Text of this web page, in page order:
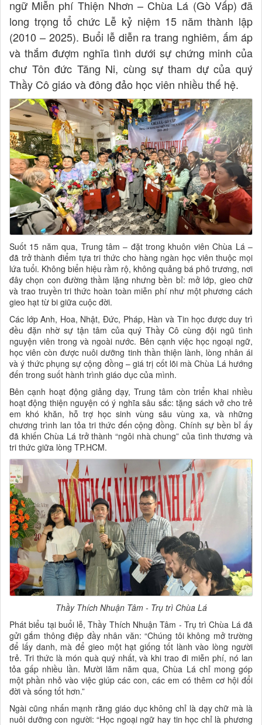
ngữ Miễn phí Thiện Nhơn – Chùa Lá (Gò Vấp) đã
long trọng tổ chức Lễ kỷ niệm 15 năm thành lập
(2010 – 2025). Buổi lễ diễn ra trang nghiêm, ấm áp
và thắm đượm nghĩa tình dưới sự chứng minh của
chư Tôn đức Tăng Ni, cùng sự tham dự của quý
Thầy Cô giáo và đông đảo học viên nhiều thế hệ.
Suốt 15 năm qua, Trung tâm – đặt trong khuôn viên Chùa Lá –
đã trở thành điểm tựa tri thức cho hàng ngàn học viên thuộc mọi
lứa tuổi. Không biển hiệu rầm rộ, không quảng bá phô trương, nơi
đây chọn con đường thầm lặng nhưng bền bỉ: mở lớp, gieo chữ
và trao truyền tri thức hoàn toàn miễn phí như một phương cách
gieo hạt từ bi giữa cuộc đời.
Các lớp Anh, Hoa, Nhật, Đức, Pháp, Hàn và Tin học được duy trì
đều đặn nhờ sự tận tâm của quý Thầy Cô cùng đội ngũ tình
nguyện viên trong và ngoài nước. Bên cạnh việc học ngoại ngữ,
học viên còn được nuôi dưỡng tinh thần thiện lành, lòng nhân ái
và ý thức phụng sự cộng đồng – giá trị cốt lõi mà Chùa Lá hướng
đến trong suốt hành trình giáo dục của mình.
Bên cạnh hoạt động giảng dạy, Trung tâm còn triển khai nhiều
hoạt động thiện nguyện có ý nghĩa sâu sắc: tặng sách vở cho trẻ
em khó khăn, hỗ trợ học sinh vùng sâu vùng xa, và những
chương trình lan tỏa tri thức đến cộng đồng. Chính sự bền bỉ ấy
đã khiến Chùa Lá trở thành “ngôi nhà chung” của tình thương và
tri thức giữa lòng TP.HCM.
Thầy Thích Nhuận Tâm - Trụ trì Chùa Lá
Phát biểu tại buổi lễ, Thầy Thích Nhuận Tâm - Trụ trì Chùa Lá đã
gửi gắm thông điệp đầy nhân văn: “Chúng tôi không mở trường
để lấy danh, mà để gieo một hạt giống tốt lành vào lòng người
trẻ. Tri thức là món quà quý nhất, và khi trao đi miễn phí, nó lan
tỏa gấp nhiều lần. Mười lăm năm qua, Chùa Lá chỉ mong góp
một phần nhỏ vào việc giúp các con, các em có thêm cơ hội đổi
đời và sống tốt hơn.”
Ngài cũng nhấn mạnh rằng giáo dục không chỉ là dạy chữ mà là
nuôi dưỡng con người: “Học ngoại ngữ hay tin học chỉ là phương